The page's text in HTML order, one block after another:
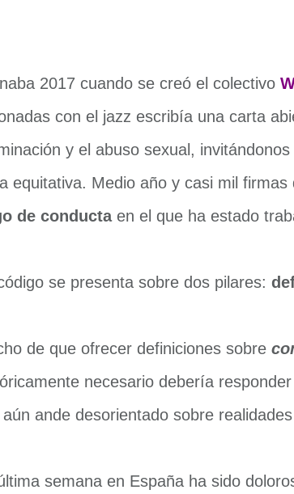
2017 cuando se creó el colectivo
con el jazz escribía una carta
y el abuso sexual,
equitativa. Medio año y casi mil
de conductaen el que ha estado
se presenta sobre dos pilares:
de que ofrecer definiciones sobre
necesario debería
ande desorientado sobre
semana en España ha sido